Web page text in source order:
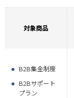
対象商品
B2B集金制度
B2Bサポート
プラン